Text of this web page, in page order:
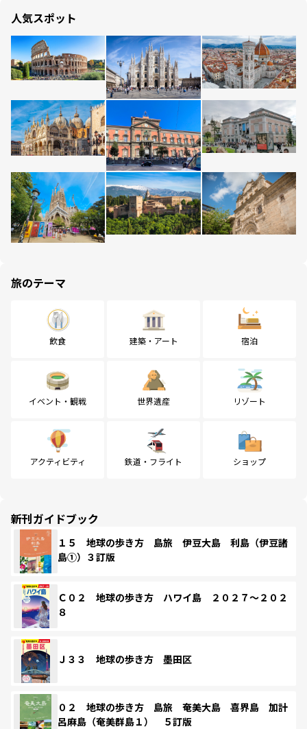
人気スポット
旅のテーマ
飲食 建築・アート 宿泊
イベント・観戦 世界遺産 リゾート
アクティビティ 鉄道・フライト ショップ
新刊ガイドブック
１５ 地球の歩き方 島旅 伊豆大島 利島（伊豆諸
島①）３訂版
Ｃ０２ 地球の歩き方 ハワイ島 ２０２７～２０２
８
Ｊ３３ 地球の歩き方 墨田区
０２ 地球の歩き方 島旅 奄美大島 喜界島 加計
呂麻島（奄美群島１） ５訂版